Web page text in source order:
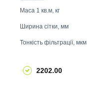
Маса 1 кв.м, кг
Ширина сітки, мм
Тонкість фільтрації, мкм
2202.00